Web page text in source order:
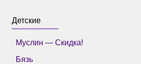
Детские
Муслин — Скидка!
Бязь